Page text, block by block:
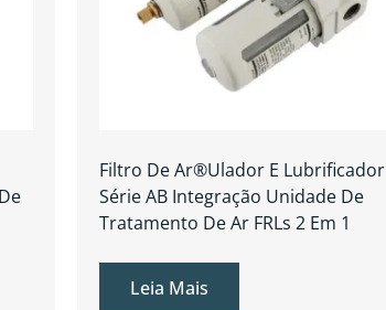
Filtro De Ar®ulador E Lubrificador
Série AB Integração Unidade De
Tratamento De Ar FRLs 2 Em 1
Leia Mais